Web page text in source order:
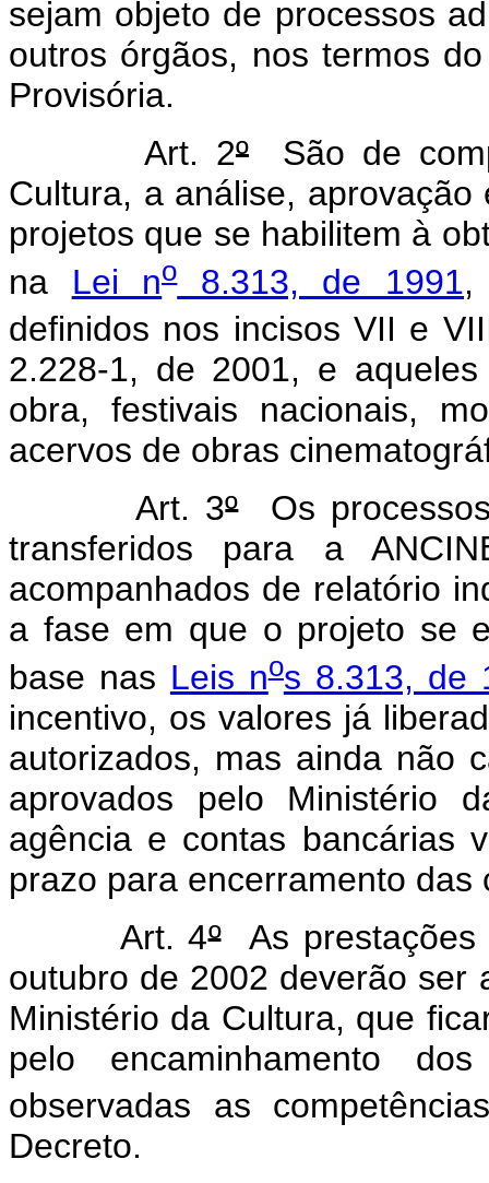
sejam objeto de processos
outros órgãos, nos termos
Provisória.
Art. 2ºSão de
Cultura, a análise,
projetos que se habilitem à
na Lei no8.313, de 1991,
definidos nos incisos VII e
2.228-1, de 2001, e
obra, festivais nacionais,
acervos de obras
Art. 3ºOs processos
transferidos para a
acompanhados de relatório
a fase em que o projeto se
base nas Leis nos 8.313, de
incentivo, os valores já
autorizados, mas ainda não
aprovados pelo Ministério
agência e contas bancárias
prazo para encerramento das
Art. 4ºAs prestações
outubro de 2002 deverão ser
Ministério da Cultura, que
pelo encaminhamento
observadas as
Decreto.